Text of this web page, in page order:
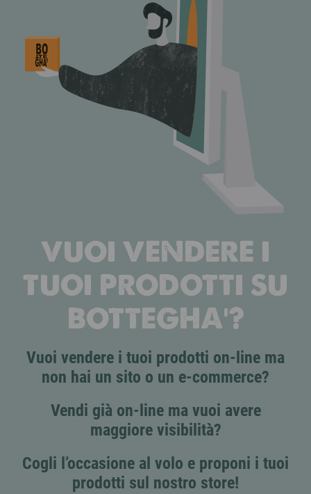
VUOI VENDERE I
TUOI PRODOTTI SU
BOTTEGHA'?
Vuoi vendere i tuoi prodotti on-line ma
non hai un sito o un e-commerce?
Vendi già on-line ma vuoi avere
maggiore visibilità?
Cogli l’occasione al volo e proponi i tuoi
prodotti sul nostro store!